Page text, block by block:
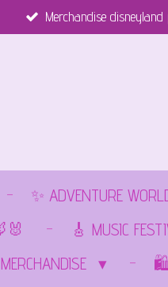
Merchandise
✨ ADVENTURE
🎸 MUSIC